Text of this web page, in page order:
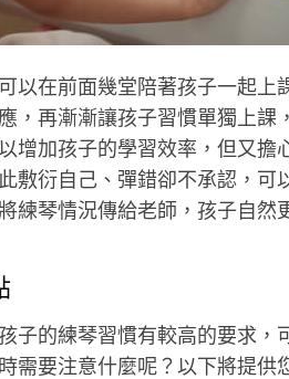
以在前面幾堂陪著孩子一起上
，再漸漸讓孩子習慣單獨上課
增加孩子的學習效率，但又擔
敷衍自己、彈錯卻不承認，可
練琴情況傳給老師，孩子自然
子的練琴習慣有較高的要求，
需要注意什麼呢？以下將提供